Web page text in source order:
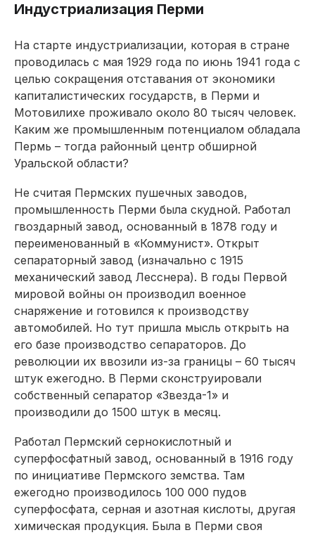
Индустриализация Перми
На старте индустриализации, которая в стране
проводилась с мая 1929 года по июнь 1941 года с
целью сокращения отставания от экономики
капиталистических государств, в Перми и
Мотовилихе проживало около 80 тысяч человек.
Каким же промышленным потенциалом обладала
Пермь – тогда районный центр обширной
Уральской области?
Не считая Пермских пушечных заводов,
промышленность Перми была скудной. Работал
гвоздарный завод, основанный в 1878 году и
переименованный в «Коммунист». Открыт
сепараторный завод (изначально с 1915
механический завод Лесснера). В годы Первой
мировой войны он производил военное
снаряжение и готовился к производству
автомобилей. Но тут пришла мысль открыть на
его базе производство сепараторов. До
революции их ввозили из-за границы – 60 тысяч
штук ежегодно. В Перми сконструировали
собственный сепаратор «Звезда-1» и
производили до 1500 штук в месяц.
Работал Пермский сернокислотный и
суперфосфатный завод, основанный в 1916 году
по инициативе Пермского земства. Там
ежегодно производилось 100 000 пудов
суперфосфата, серная и азотная кислоты, другая
химическая продукция. Была в Перми своя